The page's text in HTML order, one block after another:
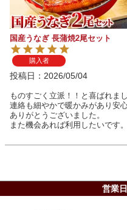
国産うなぎ 長蒲焼2尾セット
購入者
投稿日 2026/05/04
ものすごく立派！！と喜ばれまし
連絡も細やかで暖かみがあり安
ありがとうございました。
また機会あれば利用したいです。
営業